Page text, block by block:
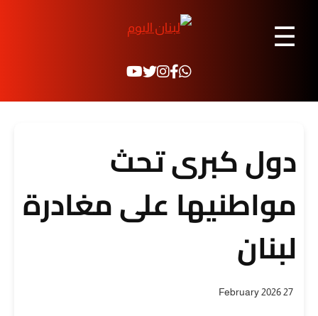
☰
دول كبرى تحث
مواطنيها على مغادرة
لبنان
27 February 2026